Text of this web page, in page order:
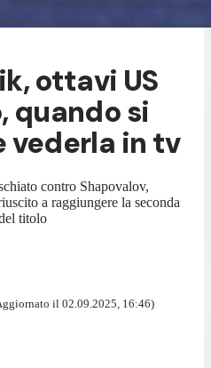
ottavi US
quando si
vederla in tv
contro Shapovalov,
a raggiungere la seconda
titolo
il 02.09.2025, 16:46)